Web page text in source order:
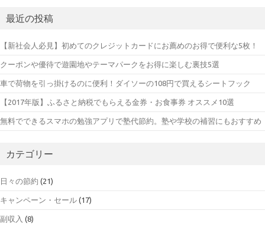
最近の投稿
【新社会人必見】初めてのクレジットカードにお薦めのお得で便利な5枚！
クーポンや優待で遊園地やテーマパークをお得に楽しむ裏技5選
車で荷物を引っ掛けるのに便利！ダイソーの108円で買えるシートフック
【2017年版】ふるさと納税でもらえる金券・お食事券 オススメ10選
無料でできるスマホの勉強アプリで塾代節約。塾や学校の補習にもおすすめ
カテゴリー
日々の節約 (21)
キャンペーン・セール (17)
副収入 (8)